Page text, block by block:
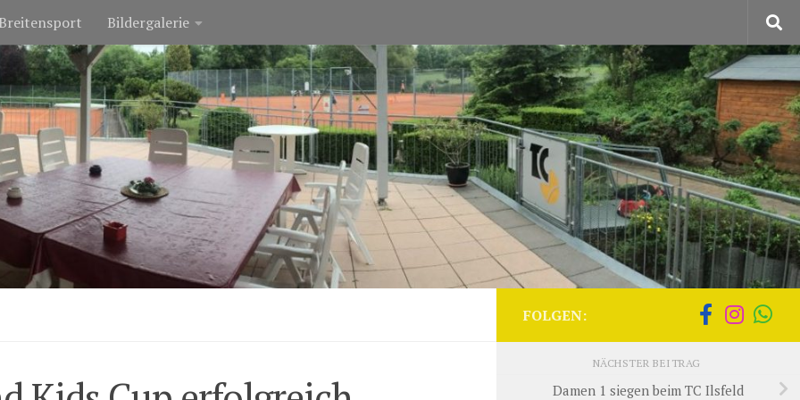
Breitensport Bildergalerie
FOLGEN:
NÄCHSTER BEITRAG
Damen 1 siegen beim TC Ilsfeld